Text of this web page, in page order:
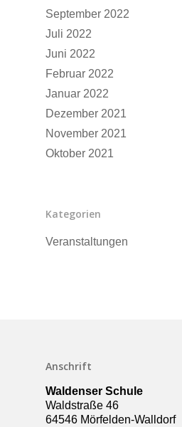
September 2022
Juli 2022
Juni 2022
Februar 2022
Januar 2022
Dezember 2021
November 2021
Oktober 2021
Kategorien
Veranstaltungen
Anschrift
Waldenser Schule
Waldstraße 46
64546 Mörfelden-Walldorf